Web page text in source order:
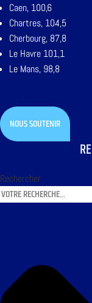
Caen, 100,6
Chartres, 104,5
Cherbourg, 87,8
Le Havre 101,1
Le Mans, 98,8
NOUS SOUTENIR
Rechercher